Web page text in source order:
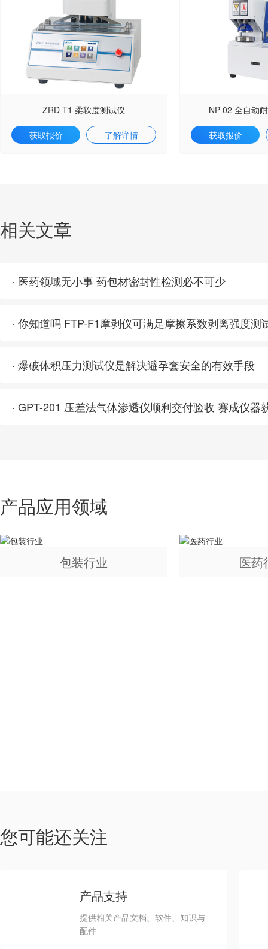
ZRD-T1 柔软度测试仪
获取报价 了解详情
NP-02 全自动
获取报价
相关文章
· 医药领域无小事 药包材密封性检测必不可少
· 你知道吗 FTP-F1摩剥仪可满足摩擦系数剥离强度测
· 爆破体积压力测试仪是解决避孕套安全的有效手段
产品应用领域
包装行业 医药
您可能还关注
产品支持
提供相关产品文档、软件、知识与
配件